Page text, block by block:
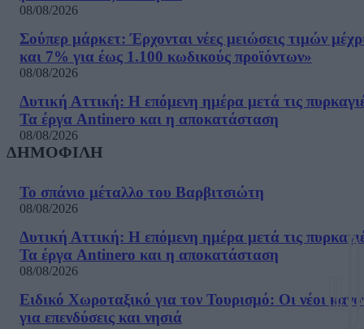
08/08/2026
Σούπερ μάρκετ: Έρχονται νέες μειώσεις τιμών
και 7% για έως 1.100 κωδικούς προϊόντων»
08/08/2026
Δυτική Αττική: Η επόμενη ημέρα μετά τις
Τα έργα Antinero και η αποκατάσταση
08/08/2026
ΔΗΜΟΦΙΛΗ
Το σπάνιο μέταλλο του Βαρβιτσιώτη
08/08/2026
Δυτική Αττική: Η επόμενη ημέρα μετά τις
Τα έργα Antinero και η αποκατάσταση
08/08/2026
Ειδικό Χωροταξικό για τον Τουρισμό: Οι νέοι
για επενδύσεις και νησιά